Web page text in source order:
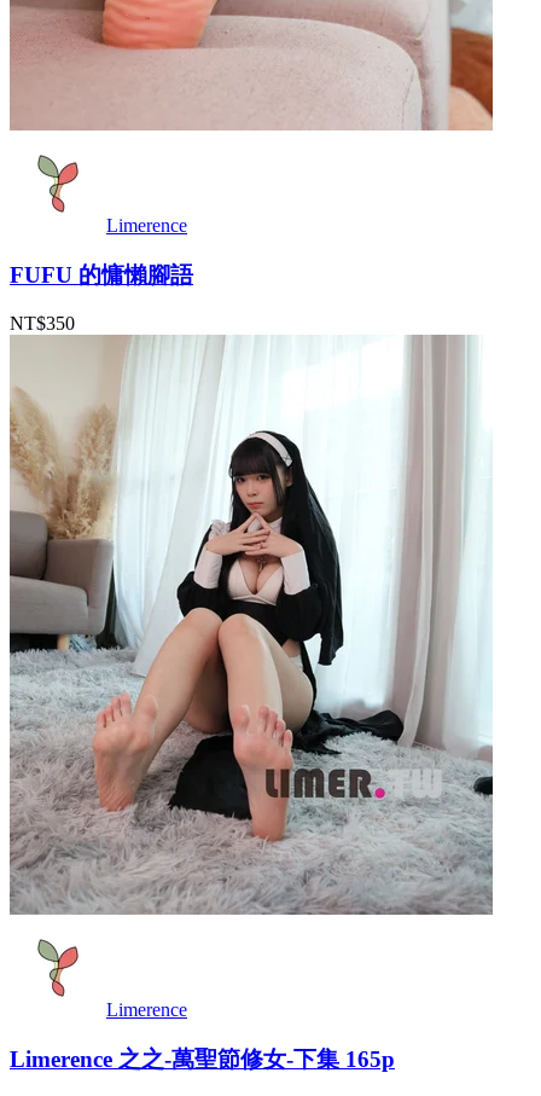
Limerence
FUFU 的慵懶腳語
NT$350
Limerence
Limerence 之之-萬聖節修女-下集 165p